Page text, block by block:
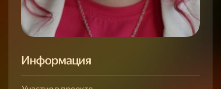
Информация